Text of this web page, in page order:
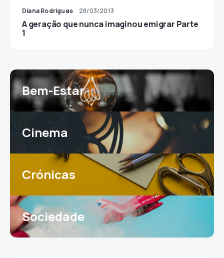
Diana Rodrigues 28/03/2013
A geração que nunca imaginou emigrar Parte
1
Bem-Estar
Cinema
Crónicas
Sociedade